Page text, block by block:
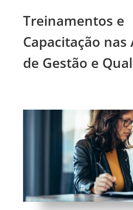
Treinamentos e
Capacitação nas
de Gestão e